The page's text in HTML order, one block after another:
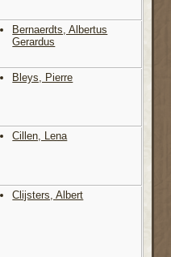
Bernaerdts, Albertus
Gerardus
Bleys, Pierre
Cillen, Lena
Clijsters, Albert